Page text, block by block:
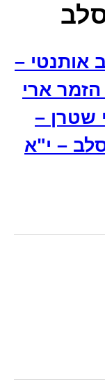
אותנטי –
ארי
שטרן –
– י"א